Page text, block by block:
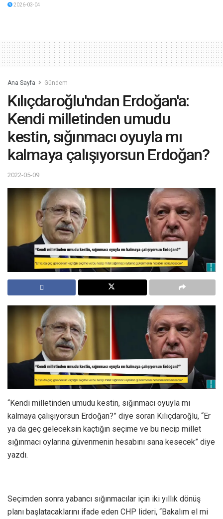
2026-03-04
Ana Sayfa Gündem
Kılıçdaroğlu'ndan Erdoğan'a:
Kendi milletinden umudu
kestin, sığınmacı oyuyla mı
kalmaya çalışıyorsun Erdoğan?
2022-05-09
“Kendi milletinden umudu kestin, sığınmacı oyuyla mı
kalmaya çalışıyorsun Erdoğan?” diye soran Kılıçdaroğlu, “Er
ya da geç geleceksin kaçtığın seçime ve bu necip millet
sığınmacı oylarına güvenmenin hesabını sana kesecek” diye
yazdı.
Seçimden sonra yabancı sığınmacılar için iki yıllık dönüş
planı başlatacaklarını ifade eden CHP lideri, “Bakalım el mi